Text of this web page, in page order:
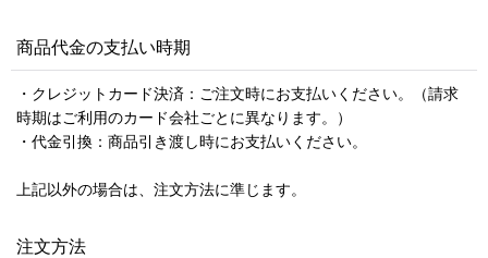
商品代金の支払い時期
・クレジットカード決済：ご注文時にお支払いください。（請求
時期はご利用のカード会社ごとに異なります。）
・代金引換：商品引き渡し時にお支払いください。
上記以外の場合は、注文方法に準じます。
注文方法